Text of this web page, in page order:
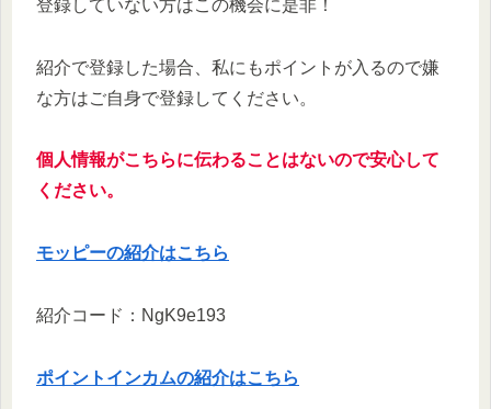
登録していない方はこの機会に是非！
紹介で登録した場合、私にもポイントが入るので嫌
な方はご自身で登録してください。
個人情報がこちらに伝わることはないので安心して
ください。
モッピーの紹介はこちら
紹介コード：NgK9e193
ポイントインカムの紹介はこちら